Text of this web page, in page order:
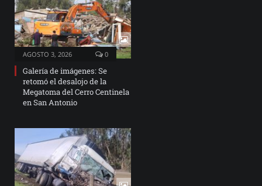
AGOSTO 3, 2026 0
Galería de imágenes: Se
retomó el desalojo de la
Megatoma del Cerro Centinela
en San Antonio